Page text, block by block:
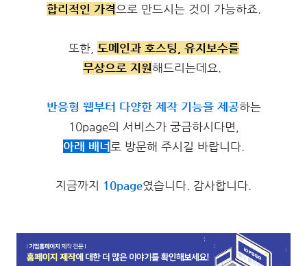
합리적인 가격으로 만드시는 것이 가능하죠.
또한, 도메인과 호스팅, 유지보수를
무상으로 지원해드리는데요.
반응형 웹부터 다양한 제작 기능을 제공하는
10page의 서비스가 궁금하시다면,
아래 배너로 방문해 주시길 바랍니다.
지금까지 10page였습니다. 감사합니다.